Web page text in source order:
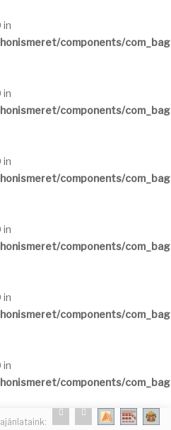
in
components/
in
components/
in
components/
in
components/
in
components/
in
components/